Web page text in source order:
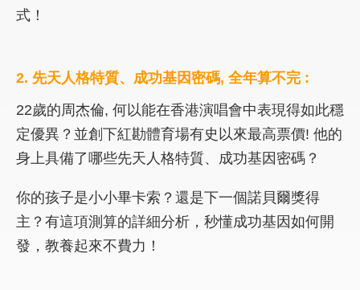
式！
2. 先天人格特質、成功基因密碼, 全年算不完 :
22歲的周杰倫, 何以能在香港演唱會中表現得如此穩
定優異？並創下紅勘體育場有史以來最高票價! 他的
身上具備了哪些先天人格特質、成功基因密碼？
你的孩子是小小畢卡索？還是下一個諾貝爾獎得
主？有這項測算的詳細分析，秒懂成功基因如何開
發，教養起來不費力！